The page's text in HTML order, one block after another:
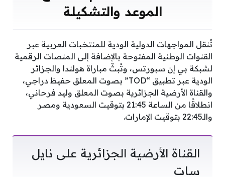
الموعد والتشكيلة
تُنقل المواجهات الدولية الودية للمنتخبات العربية عبر
القنوات الوطنية المفتوحة بالإضافة إلى المنصات الرقمية
لشبكة بي إن سبورتس، وتُبثّ مباراة هولندا والجزائر
الودية عبر تطبيق “TOD” بصوت المعلق حفيظ دراجي،
والقناة الأرضية الجزائرية بصوت المعلق وليد فرحاني،
انطلاقًا من الساعة 21:45 بتوقيت السعودية ومصر
والـ22:45 بتوقيت الإمارات.
القناة الأرضية الجزائرية على نايل
سات